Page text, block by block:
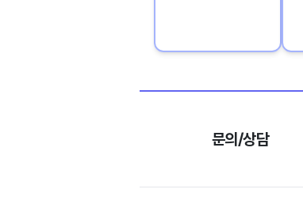
문의/상담